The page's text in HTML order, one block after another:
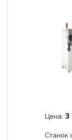
Цена: 3
Станок